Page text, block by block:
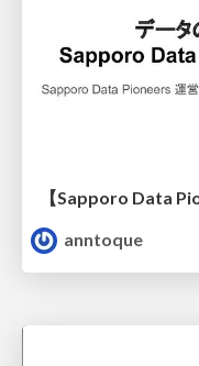
anntoque